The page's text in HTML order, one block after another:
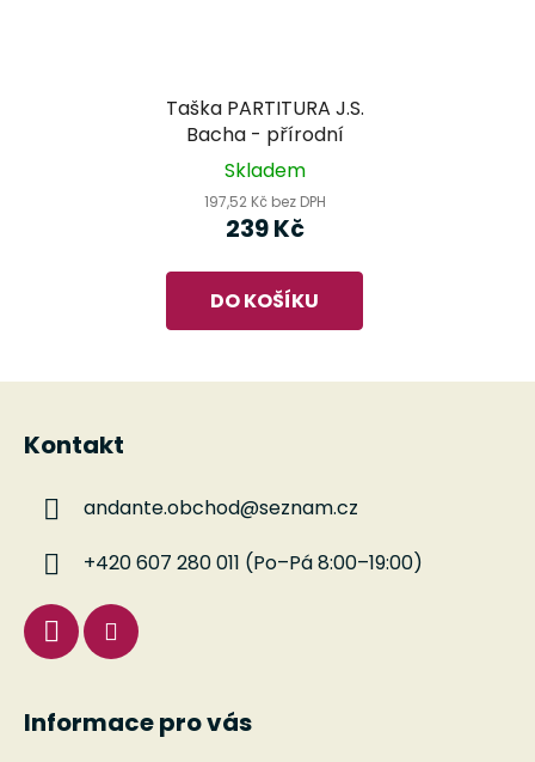
Taška PARTITURA J.S.
Bacha - přírodní
Skladem
197,52 Kč bez DPH
239 Kč
DO KOŠÍKU
Kontakt
andante.obchod@seznam.cz
+420 607 280 011 (Po–Pá 8:00–19:00)
Informace pro vás